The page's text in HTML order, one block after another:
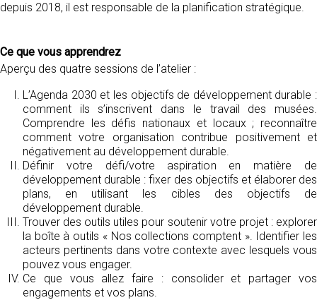
depuis 2018, il est responsable de la planification stratégique.
Ce que vous apprendrez
Aperçu des quatre sessions de l’atelier :
L’Agenda 2030 et les objectifs de développement durable :
comment ils s’inscrivent dans le travail des musées.
Comprendre les défis nationaux et locaux ; reconnaître
comment votre organisation contribue positivement et
négativement au développement durable.
Définir votre défi/votre aspiration en matière de
développement durable : fixer des objectifs et élaborer des
plans, en utilisant les cibles des objectifs de
développement durable.
Trouver des outils utiles pour soutenir votre projet : explorer
la boîte à outils « Nos collections comptent ». Identifier les
acteurs pertinents dans votre contexte avec lesquels vous
pouvez vous engager.
Ce que vous allez faire : consolider et partager vos
engagements et vos plans.